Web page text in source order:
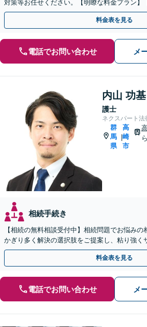
対策等お任せください。【明瞭な料金プラン】
話相談可】
料金表を見る
電話でお問い合わせ メ
内山 功基
護士
ネクスパート法
群
馬
県
|
高
崎
市
相続手続き
【相続の無料相談受付中】相続問題でお悩みの
かぎり多く解決の選択肢をご提案し、粘り強く
料金表を見る
電話でお問い合わせ メ